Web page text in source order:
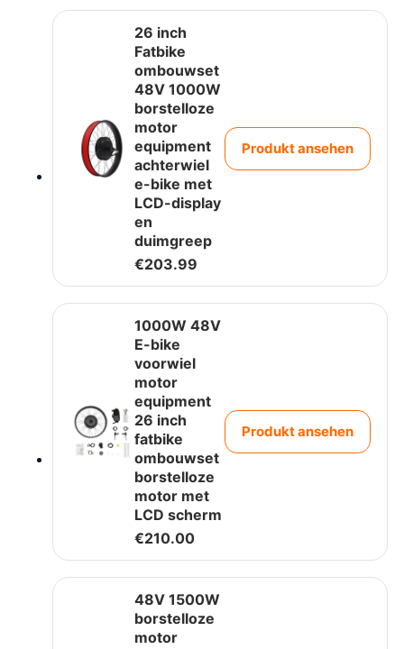
26 inch
Fatbike
ombouwset
48V 1000W
borstelloze
motor
equipment
achterwiel
e-bike met
LCD-display
en
duimgreep
€203.99
Produkt ansehen
1000W 48V
E-bike
voorwiel
motor
equipment
26 inch
fatbike
ombouwset
borstelloze
motor met
LCD scherm
€210.00
Produkt ansehen
48V 1500W
borstelloze
motor